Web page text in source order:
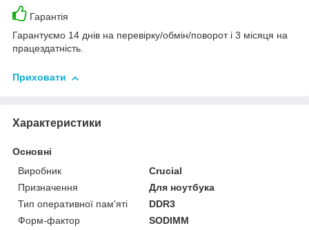
Гарантія
Гарантуємо 14 днів на перевірку/обмін/поворот і 3 місяця на
працездатність.
Приховати
Характеристики
Основні
Виробник
Crucial
Призначення
Для ноутбука
Тип оперативної пам'яті
DDR3
Форм-фактор
SODIMM